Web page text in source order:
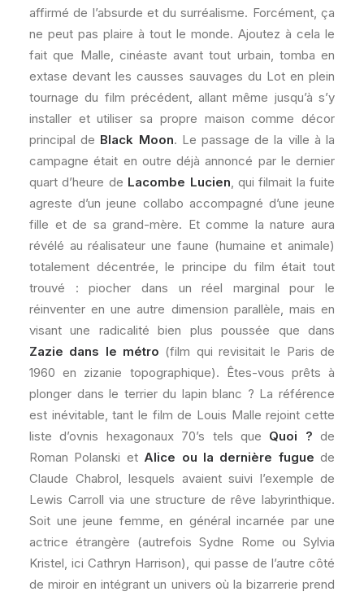
affirmé de l’absurde et du surréalisme. Forcément, ça
ne peut pas plaire à tout le monde. Ajoutez à cela le
fait que Malle, cinéaste avant tout urbain, tomba en
extase devant les causses sauvages du Lot en plein
tournage du film précédent, allant même jusqu’à s’y
installer et utiliser sa propre maison comme décor
principal de Black Moon. Le passage de la ville à la
campagne était en outre déjà annoncé par le dernier
quart d’heure de Lacombe Lucien , qui filmait la fuite
agreste d’un jeune collabo accompagné d’une jeune
fille et de sa grand-mère. Et comme la nature aura
révélé au réalisateur une faune (humaine et animale)
totalement décentrée, le principe du film était tout
trouvé : piocher dans un réel marginal pour le
réinventer en une autre dimension parallèle, mais en
visant une radicalité bien plus poussée que dans
Zazie dans le métro (film qui revisitait le Paris de
1960 en zizanie topographique). Êtes-vous prêts à
plonger dans le terrier du lapin blanc ? La référence
est inévitable, tant le film de Louis Malle rejoint cette
liste d’ovnis hexagonaux 70’s tels que Quoi ? de
Roman Polanski et Alice ou la dernière fugue de
Claude Chabrol, lesquels avaient suivi l’exemple de
Lewis Carroll via une structure de rêve labyrinthique.
Soit une jeune femme, en général incarnée par une
actrice étrangère (autrefois Sydne Rome ou Sylvia
Kristel, ici Cathryn Harrison), qui passe de l’autre côté
de miroir en intégrant un univers où la bizarrerie prend